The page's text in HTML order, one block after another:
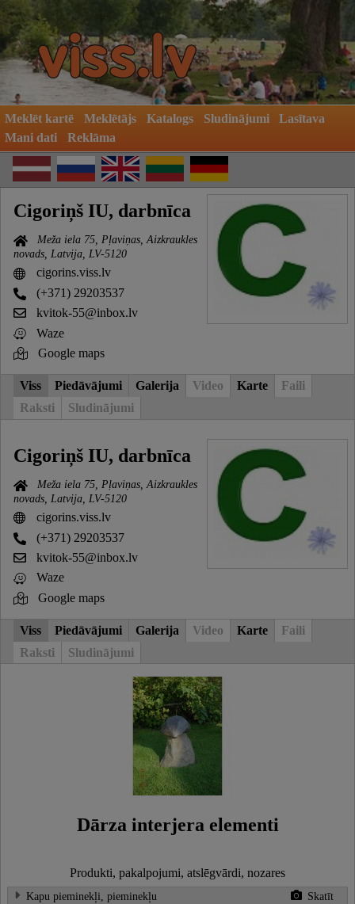
Meklēt kartē Meklētājs Katalogs Sludinājumi
Lasītava
Mani dati
Reklāma
Cigoriņš IU, darbnīca
Meža iela 75, Pļaviņas, Aizkraukles
novads, Latvija, LV-5120
cigorins.viss.lv
(+371) 29203537
kvitok-55@inbox.lv
Waze
Google maps
Viss Piedāvājumi Galerija Video Karte
Faili
Raksti
Sludinājumi
Cigoriņš IU, darbnīca
Meža iela 75, Pļaviņas, Aizkraukles
novads, Latvija, LV-5120
cigorins.viss.lv
(+371) 29203537
kvitok-55@inbox.lv
Waze
Google maps
Viss Piedāvājumi Galerija Video Karte
Faili
Raksti
Sludinājumi
Dārza interjera elementi
Produkti, pakalpojumi, atslēgvārdi, nozares
Kapu pieminekļi, pieminekļu
Skatīt